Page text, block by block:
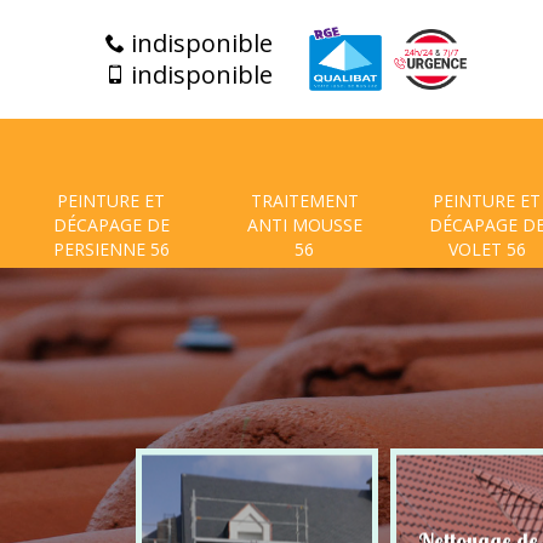
indisponible
indisponible
PEINTURE ET
DÉCAPAGE DE
PERSIENNE 56
TRAITEMENT
ANTI MOUSSE
56
PEINTURE ET
DÉCAPAGE
VOLET 56